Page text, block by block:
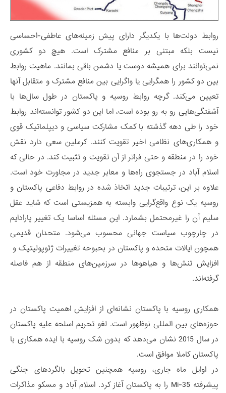
روابط دولت‌ها با یکدیگر دارای پیش زمینه‌های عاطفی-احساسی
نیست بلکه مبتنی بر منافع مشترک است. هیچ دو کشوری
نمی‌توانند برای همیشه دوست یا دشمن باقی بمانند. ماهیت روابط
بین دو کشور را همگرایی یا واگرایی بین منافع مشترک و متقابل آنها
تعیین می‌کند. گرچه روابط روسیه و پاکستان در طول سال‌ها با
آشفتگی‌هایی رو به رو بوده است، اما این دو کشور توانسته‌اند روابط
خود را طی دهه گذشته با کمک مشارکت سیاسی و دیپلماتیک قوی
و همکاری‌های نظامی اخیر تقویت کنند. کرملین سعی دارد نقش
خود را در منطقه و حتی فراتر از آن تقویت و تثبیت کند. در حالی که
اسلام آباد در جستجوی راه‌ها و معابر جدید در مجاورت خود است.
علاوه بر این، ترتیبات جدید اتخاذ شده در روابط دفاعی پاکستان و
روسیه یک نوع واقع‌گرایی وابسته به همزیستی است که شاید عقل
سلیم آن را غیرمحتمل بشمارد. این مسئله اساسا یک تغییر پارادایم
در چارچوب سیاست جهانی محسوب می‌شود. متحدان قدیمی
همچون ایالات متحده و پاکستان در بحبوحه تغییرات ژئوپولیتیک و
افزایش تنش‌ها و هیاهوها در سرزمین‌های منطقه از هم فاصله
گرفته‌اند.
همکاری روسیه با پاکستان نشانه‌ای از افزایش اهمیت پاکستان در
حوزه‌های بین المللی نوظهور است. لغو تحریم اسلحه علیه پاکستان
در سال 2015 نشان می‌دهد که بدون شک روسیه با ایده همکاری با
پاکستان کاملا موافق است.
در اوایل ماه جاری، روسیه همچنین تحویل بالگردهای جنگی
پیشرفته Mi-35 را به پاکستان آغاز کرد. اسلام آباد و مسکو مذاکرات